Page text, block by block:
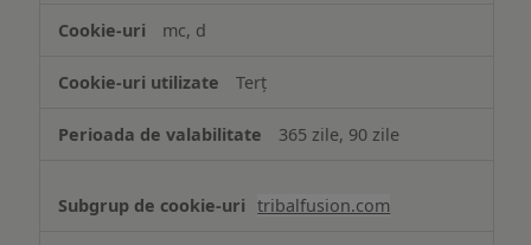
mc, d
Terț
365 zile, 90 zile
tribalfusion.com